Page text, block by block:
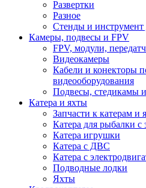
Развертки
Разное
Стенды и инструмент
Камеры, подвесы и FPV
FPV, модули,
Видеокамеры
Кабели и конекторы
видеооборудования
Подвесы, стедикамы
Катера и яхты
Запчасти к катерам и
Катера для рыбалки
Катера игрушки
Катера с ДВС
Катера с
Подводные лодки
Яхты